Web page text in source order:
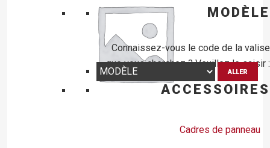
MODÈLE
Connaissez-vous le code de la valise
que vous cherchez ? Veuillez le saisir :
ALLER
ACCESSOIRES
Cadres de panneau